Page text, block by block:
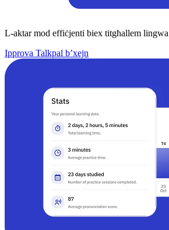
L-aktar mod effiċjenti biex titgħallem lingwa
Ipprova Talkpal b’xejn